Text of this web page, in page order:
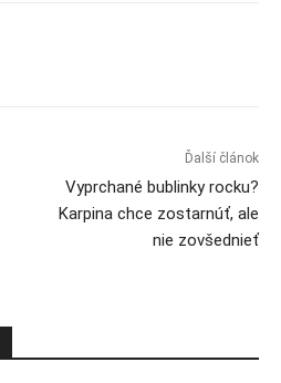
Ďalší článok
Vyprchané bublinky rocku?
Karpina chce zostarnúť, ale
nie zovšednieť